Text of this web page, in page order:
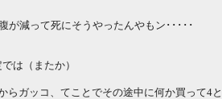
が減って死にそうやったんやもン･････
は（またか）
らガッコ、てことでその途中に何か買って4